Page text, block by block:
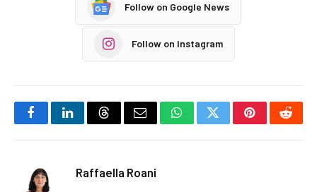
Follow on Google News
Follow on Instagram
FacebookLinkedInThreadsEmail WhatsAppTwitterPinterest
Raffaella Roani